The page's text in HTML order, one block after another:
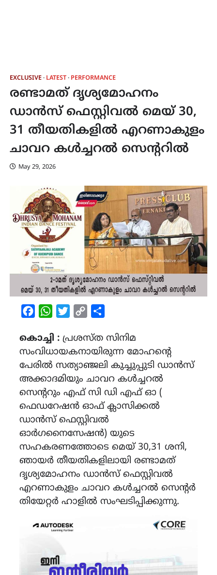
EXCLUSIVE LATEST PERFORMANCE
രണ്ടാമത് ദൃശ്യമോഹനം
ഡാൻസ് ഫെസ്റ്റിവൽ മെയ് 30,
31 തീയതികളിൽ എറണാകുളം
ചാവറ കൾച്ചറൽ സെന്ററിൽ
May 29, 2026
FacebookWhatsAppTwitterCopy
കൊച്ചി : പ്രശസ്ത സിനിമ
സംവിധായകനായിരുന്ന മോഹൻ്റെ
പേരിൽ സത്യാഞ്ജലി കുച്ചുപ്പുടി ഡാൻസ്
അക്കാദമിയും ചാവറ കൾച്ചറൽ
സെന്ററും എഫ് സി ഡി എഫ് ഓ (
ഫെഡറേഷൻ ഓഫ് ക്ലാസിക്കൽ
ഡാൻസ് ഫെസ്റ്റിവൽ
ഓർഗനൈസേഷൻ) യുടെ
സഹകരണത്തോടെ മെയ് 30,31 ശനി,
ഞായർ തീയതികളിലായി രണ്ടാമത്
ദൃശ്യമോഹനം ഡാൻസ് ഫെസ്റ്റിവൽ
എറണാകുളം ചാവറ കൾച്ചറൽ സെൻ്റർ
തിയേറ്റർ ഹാളിൽ സംഘടിപ്പിക്കുന്നു.